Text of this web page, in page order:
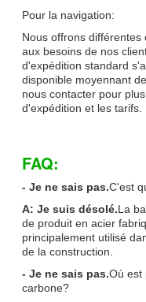
Pour la navigation:
Nous offrons
aux besoins de nos
d'expédition standard
disponible moyennant
nous contacter pour
d'expédition et les tarifs.
FAQ:
- Je ne sais pas.C'est
A: Je suis désolé.La
de produit en acier
principalement utilisé
de la construction.
- Je ne sais pas.Où est
carbone?